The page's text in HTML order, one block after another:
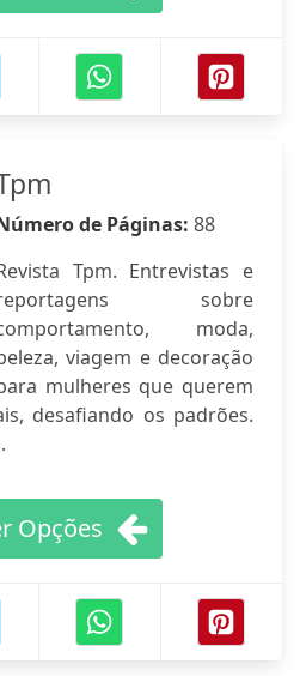
de Páginas: 88
Tpm. Entrevistas e
sobre
moda,
viagem e decoração
mulheres que querem
desafiando os padrões.
Opções